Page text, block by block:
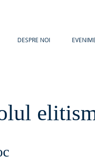
DESPRE NOI